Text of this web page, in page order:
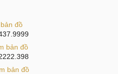
đồ
bản đồ
bản đồ